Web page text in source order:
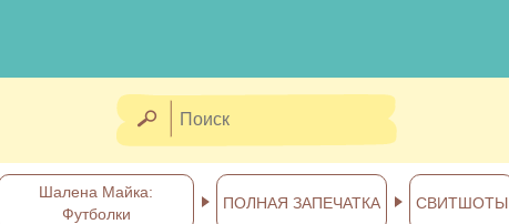
Шалена Майка:
Футболки
ПОЛНАЯ ЗАПЕЧАТКА СВИТШОТЫ